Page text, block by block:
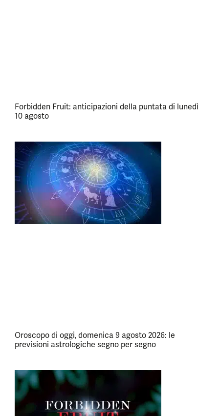
Forbidden Fruit: anticipazioni della puntata di lunedì
10 agosto
Oroscopo di oggi, domenica 9 agosto 2026: le
previsioni astrologiche segno per segno